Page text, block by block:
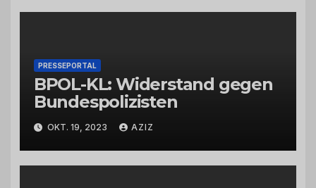
PRESSEPORTAL
BPOL-KL: Widerstand gegen
Bundespolizisten
OKT. 19, 2023 AZIZ